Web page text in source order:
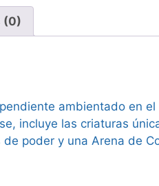
(0)
ambientado en
incluye las criaturas
poder y una Arena de